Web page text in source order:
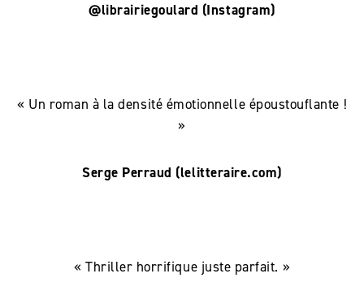
@librairiegoulard (Instagram)
« Un roman à la densité émotionnelle époustouflante !
»
Serge Perraud (lelitteraire.com)
« Thriller horrifique juste parfait. »